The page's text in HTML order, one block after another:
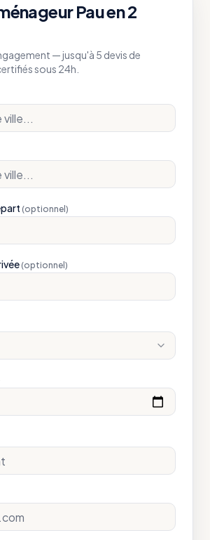
Pauen 2
— jusqu'à 5 devis de
sous 24h.
(optionnel)
(optionnel)